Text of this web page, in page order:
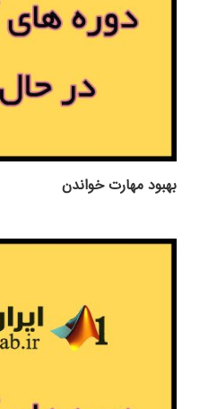
بهبود مهارت خواندن